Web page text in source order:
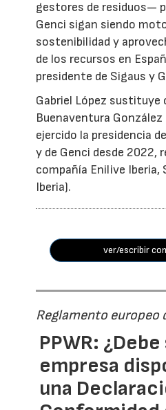
gestores de residuos—
Genci sigan siendo
sostenibilidad y
de los recursos en
presidente de Sigaus y
Gabriel López sustituye
Buenaventura González
ejercido la presidencia
y de Genci desde 2022,
compañía Enilive Iberia,
Iberia).
ver/escribir
Reglamento europeo
PPWR: ¿Debe
empresa
una